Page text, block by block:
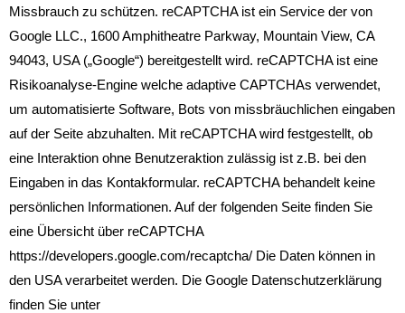
Missbrauch zu schützen. reCAPTCHA ist ein Service der von
Google LLC., 1600 Amphitheatre Parkway, Mountain View, CA
94043, USA („Google“) bereitgestellt wird. reCAPTCHA ist eine
Risikoanalyse-Engine welche adaptive CAPTCHAs verwendet,
um automatisierte Software, Bots von missbräuchlichen eingaben
auf der Seite abzuhalten. Mit reCAPTCHA wird festgestellt, ob
eine Interaktion ohne Benutzeraktion zulässig ist z.B. bei den
Eingaben in das Kontakformular. reCAPTCHA behandelt keine
persönlichen Informationen. Auf der folgenden Seite finden Sie
eine Übersicht über reCAPTCHA
https://developers.google.com/recaptcha/ Die Daten können in
den USA verarbeitet werden. Die Google Datenschutzerklärung
finden Sie unter